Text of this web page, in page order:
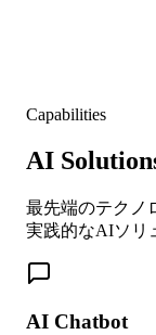
Capabilities
AI
最先端のテクノ
実践的なAIソリ
AI Chatbot